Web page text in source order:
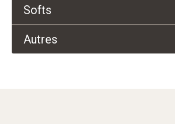
Softs
Autres